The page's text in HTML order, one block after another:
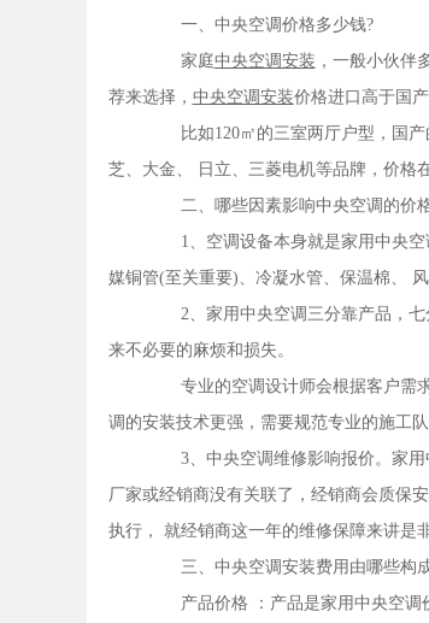
一、中央空调价格多少钱?
家庭中央空调安装 ，一般小伙伴
荐来选择， 中央空调安装价格进口高于国产
比如120㎡的三室两厅户型，国产
芝、大金、 日立、三菱电机等品牌，价格
二、哪些因素影响中央空调的价
1、空调设备本身就是家用中央空
媒铜管(至关重要)、冷凝水管、保温棉、
2、家用中央空调三分靠产品，七
来不必要的麻烦和损失。
专业的空调设计师会根据客户需求
调的安装技术更强，需要规范专业的施工
3、中央空调维修影响报价。家用
厂家或经销商没有关联了，经销商会质保
执行， 就经销商这一年的维修保障来讲是
三、中央空调安装费用由哪些构
产品价格 ：产品是家用中央空调